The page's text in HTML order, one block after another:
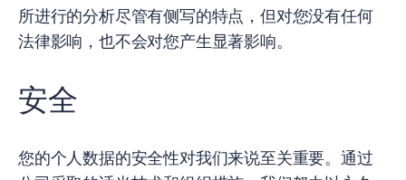
所进行的分析尽管有侧写的特点，但对您没有任何
法律影响，也不会对您产生显著影响。
安全
您的个人数据的安全性对我们来说至关重要。通过